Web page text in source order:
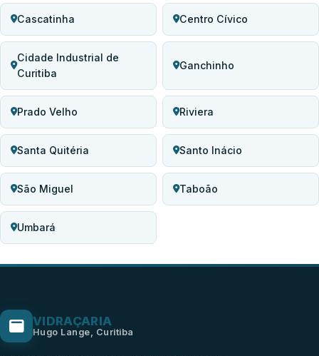
Cascatinha Centro Cívico
Cidade Industrial de
Curitiba
Ganchinho
Prado Velho Riviera
Santa Quitéria Santo Inácio
São Miguel Taboão
Umbará
VIDRAÇARIA
Hugo Lange, Curitiba